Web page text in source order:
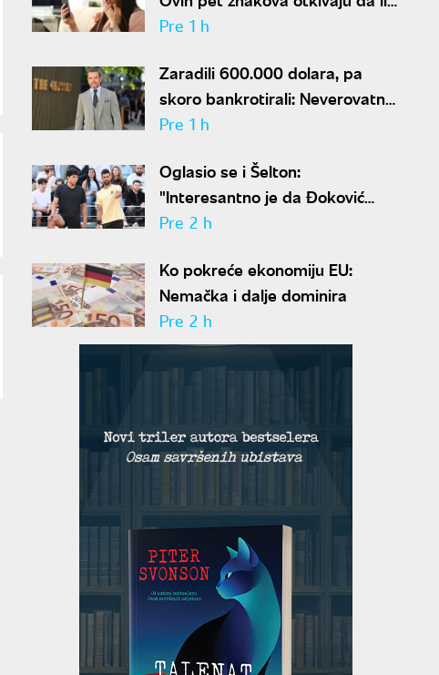
se nalazite na nečijoj "crnoj listi"
Pre 1 h
Zaradili 600.000 dolara, pa
skoro bankrotirali: Neverovatna
ispovest Meta Dejmona o paklu
Pre 1 h
Oglasio se i Šelton:
"Interesantno je da Đoković
predlaže skraćenje mečeva..."
Pre 2 h
Ko pokreće ekonomiju EU:
Nemačka i dalje dominira
Pre 2 h